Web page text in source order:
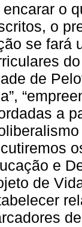
encarar o
o
se fará
de
a
e
de